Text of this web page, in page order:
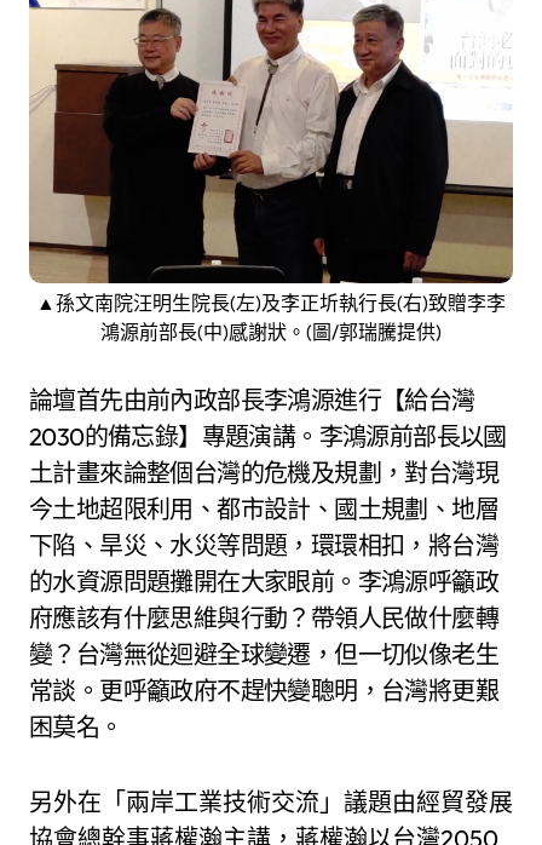
▲孫文南院汪明生院長(左)及李正圻執行長(右)致贈李李
鴻源前部長(中)感謝狀。(圖/郭瑞騰提供)
論壇首先由前內政部長李鴻源進行【給台灣
2030的備忘錄】專題演講。李鴻源前部長以國
土計畫來論整個台灣的危機及規劃，對台灣現
今土地超限利用、都市設計、國土規劃、地層
下陷、旱災、水災等問題，環環相扣，將台灣
的水資源問題攤開在大家眼前。李鴻源呼籲政
府應該有什麼思維與行動？帶領人民做什麼轉
變？台灣無從迴避全球變遷，但一切似像老生
常談。更呼籲政府不趕快變聰明，台灣將更艱
困莫名。
另外在「兩岸工業技術交流」議題由經貿發展
協會總幹事蔣權瀚主講，蔣權瀚以台灣2050